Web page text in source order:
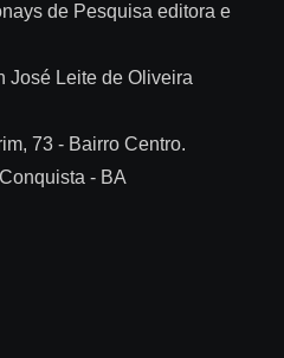
de Pesquisa editora e
José Leite de Oliveira
73 - Bairro Centro.
- BA